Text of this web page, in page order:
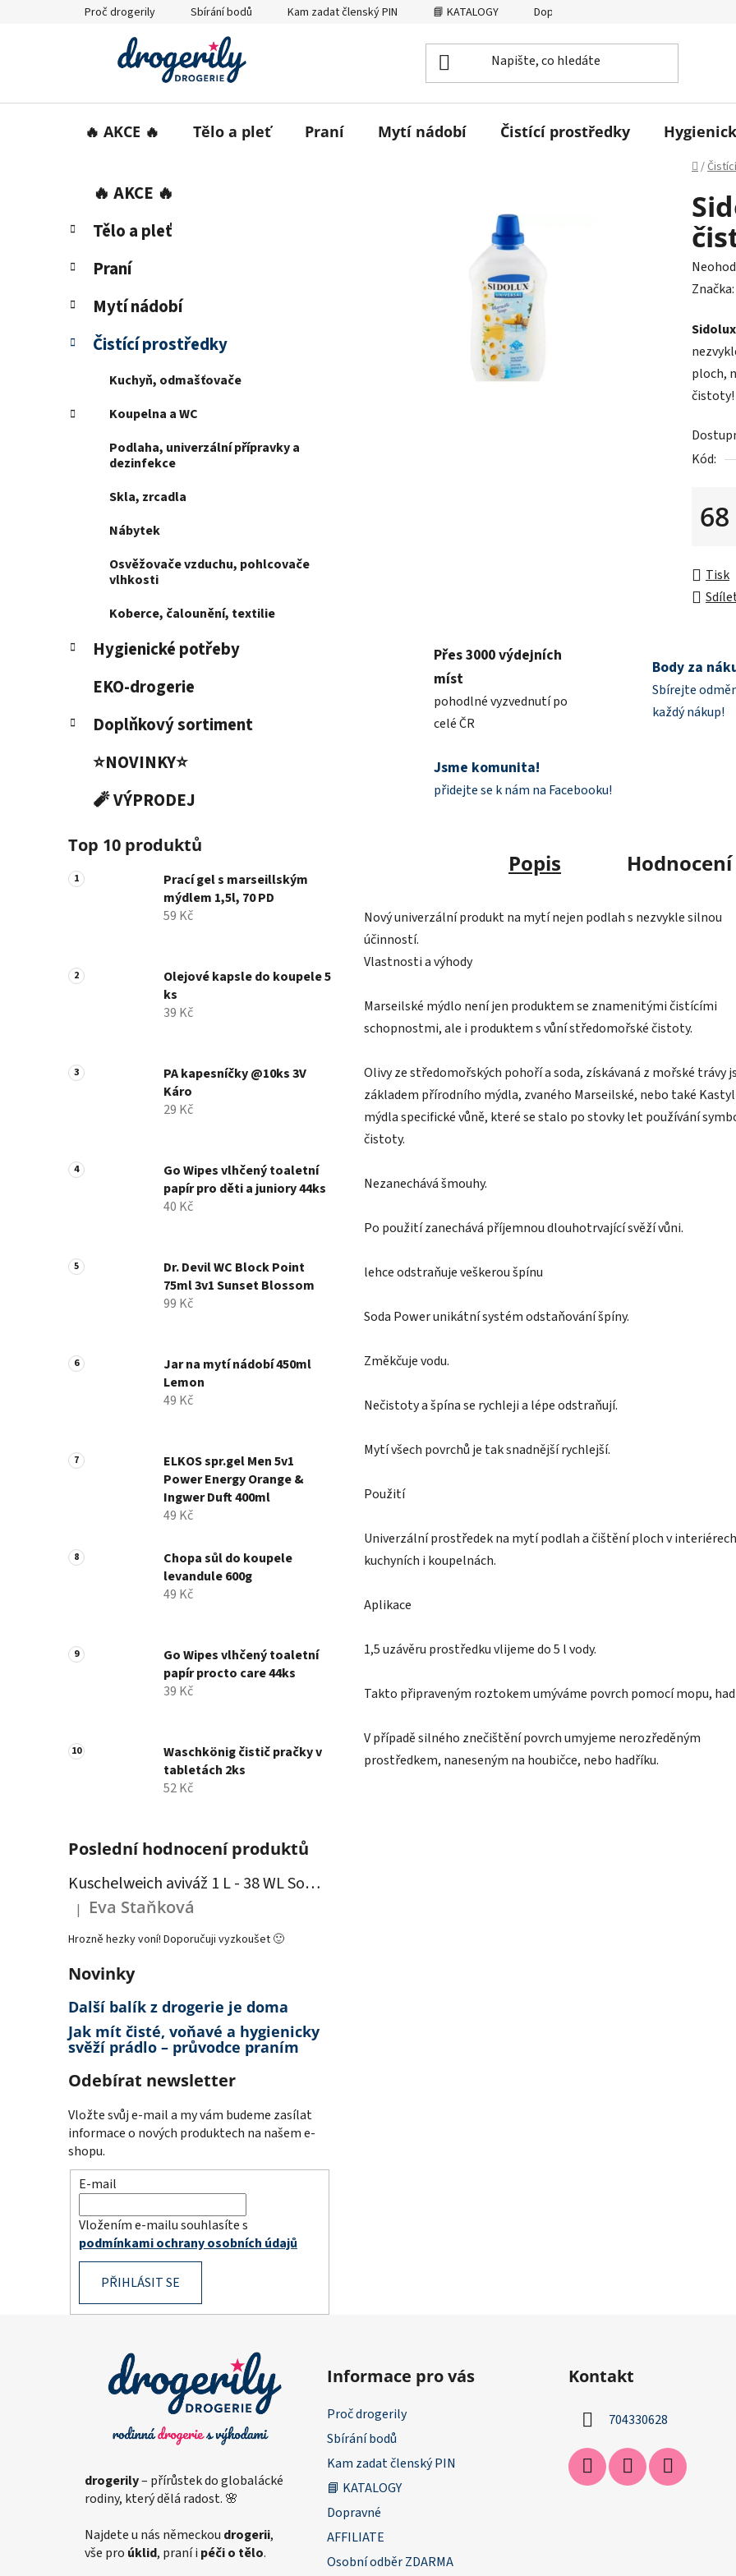
Proč drogerily Sbírání bodů Kam zadat členský PIN 📘 KATALOGY Dopravné
🔥 AKCE 🔥 Tělo a pleť Praní Mytí nádobí Čistící prostředky
Domů
/
s
r
n
n
í
n
Přeskočit
kategorie
e
o
i
🔥 AKCE 🔥
Tělo a pleť
Praní
Mytí nádobí
Čistící prostředky
Kuchyň, odmašťovače
Koupelna a WC
Podlaha, univerzální přípravky a
dezinfekce
Skla, zrcadla
Nábytek
Osvěžovače vzduchu, pohlcovače
vlhkosti
Koberce, čalounění, textilie
Hygienické potřeby
EKO-drogerie
Doplňkový sortiment
⭐NOVINKY⭐
🧨 VÝPRODEJ
Top 10 produktů
Prací gel s marseillským
mýdlem 1,5l, 70 PD
59 Kč
Olejové kapsle do koupele 5
ks
39 Kč
PA kapesníčky @10ks 3V
Káro
29 Kč
Go Wipes vlhčený toaletní
papír pro děti a juniory 44ks
40 Kč
Dr. Devil WC Block Point
75ml 3v1 Sunset Blossom
99 Kč
Jar na mytí nádobí 450ml
Lemon
49 Kč
ELKOS spr.gel Men 5v1
Power Energy Orange &
Ingwer Duft 400ml
49 Kč
Chopa sůl do koupele
levandule 600g
49 Kč
Go Wipes vlhčený toaletní
papír procto care 44ks
39 Kč
Waschkönig čistič pračky v
tabletách 2ks
52 Kč
Poslední hodnocení produktů
Kuschelweich aviváž 1 L - 38 WL Sommerwind - modrá
Hodnocení produktu je 5 z 5 hvězdiček.
| Eva Staňková
Hrozně hezky voní! Doporučuji vyzkoušet 🙂
Novinky
Další balík z drogerie je doma
Jak mít čisté, voňavé a hygienicky
svěží prádlo – průvodce praním
Odebírat newsletter
Vložte svůj e-mail a my vám budeme zasílat
informace o nových produktech na našem e-
shopu.
E-mail
Vložením e-mailu souhlasíte s
podmínkami ochrany osobních údajů
PŘIHLÁSIT SE
je
0,0
z
5
Značka:
ploch,
čistoty!
Kód:
68
Tisk
Přes 3000 výdejních
míst
pohodlné vyzvednutí po
celé ČR
Body za
Sbírejte
každý nákup!
Jsme komunita!
přidejte se k nám na Facebooku!
Popis Hodnocení
Nový univerzální produkt na mytí nejen podlah s nezvykle silnou
účinností.
Vlastnosti a výhody
Marseilské mýdlo není jen produktem se znamenitými čistícími
schopnostmi, ale i produktem s vůní středomořské čistoty.
Olivy ze středomořských pohoří a soda, získávaná z mořské trávy
základem přírodního mýdla, zvaného Marseilské, nebo také
mýdla specifické vůně, které se stalo po stovky let používání
čistoty.
Nezanechává šmouhy.
Po použití zanechává příjemnou dlouhotrvající svěží vůni.
lehce odstraňuje veškerou špínu
Soda Power unikátní systém odstaňování špíny.
Změkčuje vodu.
Nečistoty a špína se rychleji a lépe odstraňují.
Mytí všech povrchů je tak snadnější rychlejší.
Použití
Univerzální prostředek na mytí podlah a čištění ploch v
kuchyních i koupelnách.
Aplikace
1,5 uzávěru prostředku vlijeme do 5 l vody.
Takto připraveným roztokem umýváme povrch pomocí mopu,
V případě silného znečištění povrch umyjeme nerozředěným
prostředkem, naneseným na houbičce, nebo hadříku.
drogerily– přírůstek do globalácké
rodiny, který dělá radost. 🌸
Najdete u nás německou drogerii,
vše pro úklid, praní i péči o tělo.
Informace pro vás
Proč drogerily
Sbírání bodů
Kam zadat členský PIN
📘 KATALOGY
Dopravné
AFFILIATE
Osobní odběr ZDARMA
Kontakt
704330628